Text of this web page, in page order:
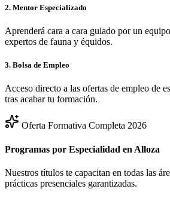
2. Mentor Especializado
Aprenderá cara a cara guiado por un
expertos de fauna y équidos.
3. Bolsa de Empleo
Acceso directo a las ofertas de empleo de
tras acabar tu formación.
Oferta Formativa Completa 2026
Programas por Especialidad en Alloza
Nuestros títulos te capacitan en todas las
prácticas presenciales garantizadas.